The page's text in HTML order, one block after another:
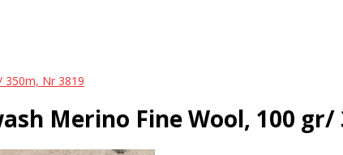
350m, Nr 3819
Merino Fine Wool, 100